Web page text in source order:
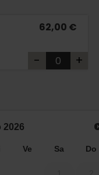
62,00 €
- +
2026
Ve Sa Do